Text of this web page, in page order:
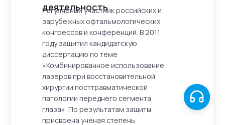
деятельность
Регулярный участник российских и
зарубежных офтальмологических
конгрессов и конференций. В 2011
году защитил кандидатскую
диссертацию по теме
«Комбинированное использование
лазеров при восстановительной
хирургии посттравматической
патологии переднего сегмента
глаза». По результатам защиты
присвоена ученая степень